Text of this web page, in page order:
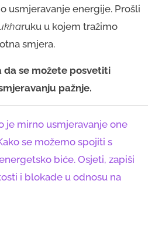
usmjeravanje energije. Prošli
ruku u kojem tražimo
smjera.
da se možete posvetiti
pažnje.
je mirno usmjeravanje one
se možemo spojiti s
biće. Osjeti, zapiši
i blokade u odnosu na